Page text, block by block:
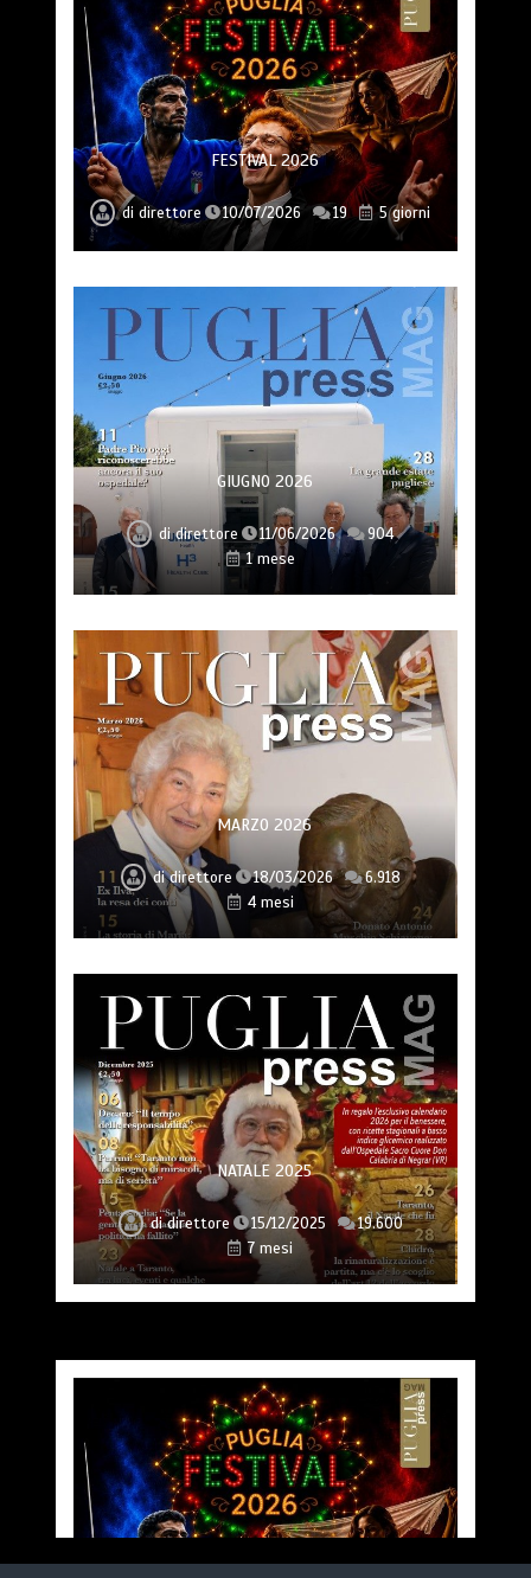
FESTIVAL 2026
didirettore 10/07/2026 19 5 giorni
GIUGNO 2026
didirettore 11/06/2026
904
1 mese
MARZO 2026
didirettore 18/03/2026
6.918
4 mesi
NATALE 2025
didirettore 15/12/2025
19.600
7 mesi